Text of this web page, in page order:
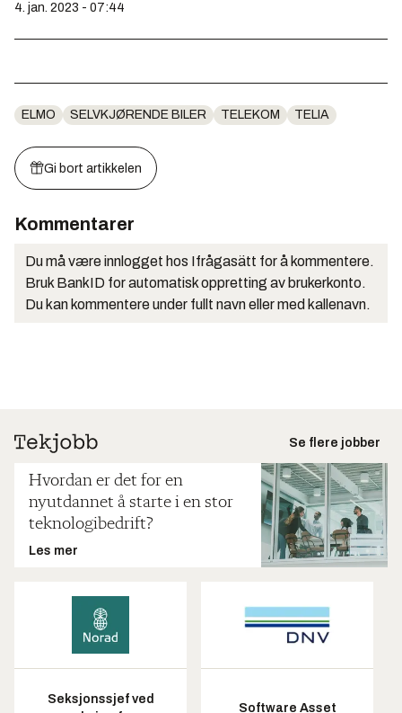
4. jan. 2023 - 07:44
ELMO SELVKJØRENDE BILER TELEKOM TELIA
Gi bort artikkelen
Kommentarer
Du må være innlogget hos Ifrågasätt for å kommentere.
Bruk BankID for automatisk oppretting av brukerkonto.
Du kan kommentere under fullt navn eller med kallenavn.
Se flere jobber
Hvordan er det for en
nyutdannet å starte i en stor
teknologibedrift?
Les mer
Seksjonssjef ved
Software Asset